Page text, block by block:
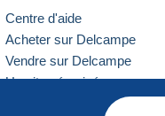
Centre d'aide
Acheter sur Delcampe
Vendre sur Delcampe
Un site sécurisé